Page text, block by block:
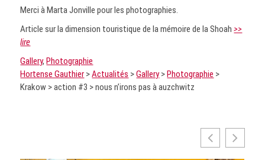
Merci à Marta Jonville pour les photographies.
Article sur la dimension touristique de la mémoire de la Shoah>>
lire
Gallery, Photographie
Hortense Gauthier >Actualités >Gallery>Photographie >
Krakow > action #3 > nous n’irons pas à auzchwitz